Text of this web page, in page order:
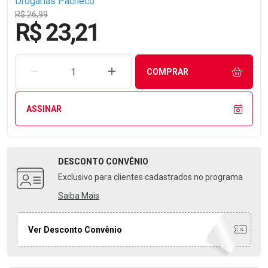
R$ 26,99
R$ 23,21
REMOVER UMA UNIDADEAUMENTAR UMA UNIDADE
COMPRAR
ASSINAR
DESCONTO CONVÊNIO
Exclusivo para clientes cadastrados no programa
Saiba Mais
Ver Desconto Convênio